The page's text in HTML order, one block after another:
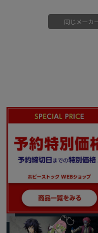
同じメーカ